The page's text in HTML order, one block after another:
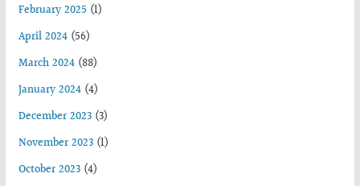
February 2025 (1)
April 2024(56)
March 2024(88)
January 2024(4)
December 2023(3)
November 2023(1)
October 2023(4)